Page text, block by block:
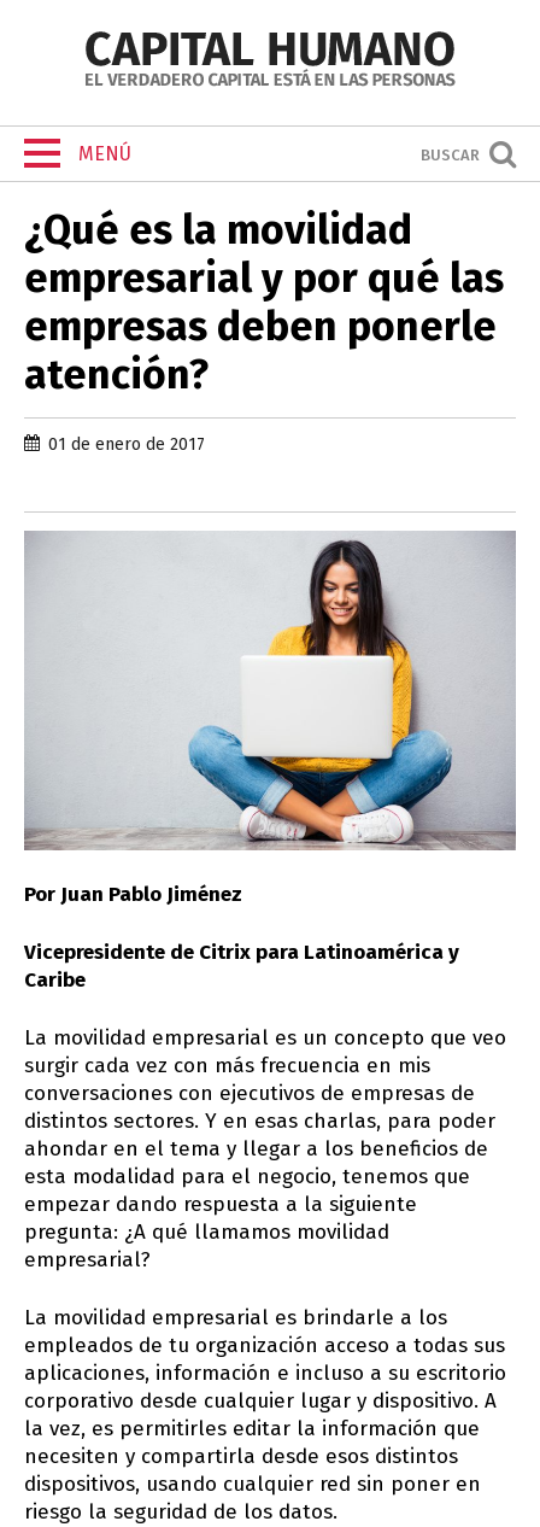
MENÚ BUSCAR
¿Qué es la movilidad
empresarial y por qué las
empresas deben ponerle
atención?
01 de enero de 2017
Por Juan Pablo Jiménez
Vicepresidente de Citrix para Latinoamérica y
Caribe
La movilidad empresarial es un concepto que veo
surgir cada vez con más frecuencia en mis
conversaciones con ejecutivos de empresas de
distintos sectores. Y en esas charlas, para poder
ahondar en el tema y llegar a los beneficios de
esta modalidad para el negocio, tenemos que
empezar dando respuesta a la siguiente
pregunta: ¿A qué llamamos movilidad
empresarial?
La movilidad empresarial es brindarle a los
empleados de tu organización acceso a todas sus
aplicaciones, información e incluso a su escritorio
corporativo desde cualquier lugar y dispositivo. A
la vez, es permitirles editar la información que
necesiten y compartirla desde esos distintos
dispositivos, usando cualquier red sin poner en
riesgo la seguridad de los datos.